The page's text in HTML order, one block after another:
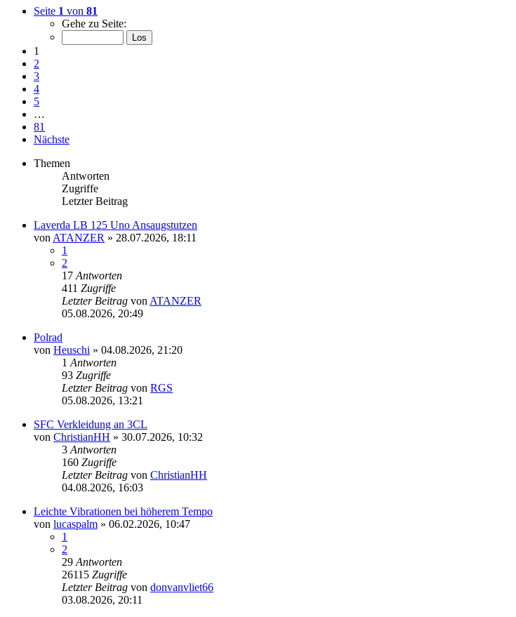
Seite 1 von 81
Gehe zu Seite:
1
2
3
4
5
…
81
Nächste
Themen
Antworten
Zugriffe
Letzter Beitrag
Laverda LB 125 Uno Ansaugstutzen
von ATANZER » 28.07.2026, 18:11
1
2
17 Antworten
411 Zugriffe
Letzter Beitrag von ATANZER
05.08.2026, 20:49
Polrad
von Heuschi » 04.08.2026, 21:20
1 Antworten
93 Zugriffe
Letzter Beitrag von RGS
05.08.2026, 13:21
SFC Verkleidung an 3CL
von ChristianHH » 30.07.2026, 10:32
3 Antworten
160 Zugriffe
Letzter Beitrag von ChristianHH
04.08.2026, 16:03
Leichte Vibrationen bei höherem Tempo
von lucaspalm » 06.02.2026, 10:47
1
2
29 Antworten
26115 Zugriffe
Letzter Beitrag von donvanvliet66
03.08.2026, 20:11